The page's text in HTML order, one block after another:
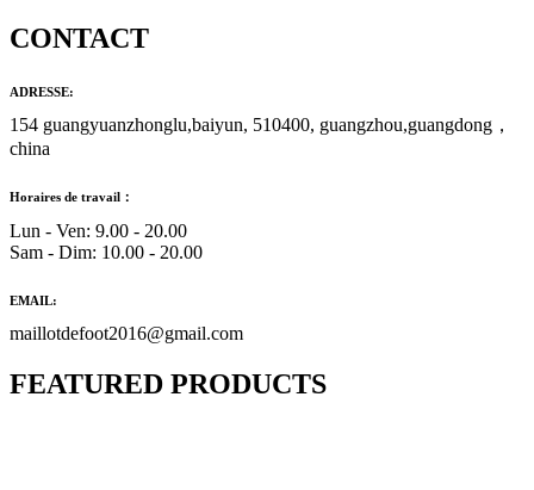
CONTACT
ADRESSE:
154 guangyuanzhonglu,baiyun, 510400, guangzhou,guangdong，
china
Horaires de travail：
Lun - Ven: 9.00 - 20.00
Sam - Dim: 10.00 - 20.00
EMAIL:
maillotdefoot2016@gmail.com
FEATURED PRODUCTS